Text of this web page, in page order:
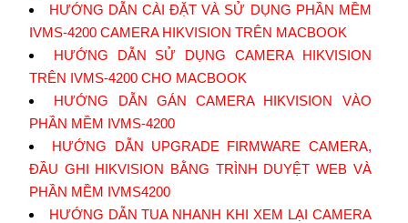
HƯỚNG DẪN CÀI ĐẶT VÀ SỬ DỤNG PHẦN MỀM
IVMS-4200 CAMERA HIKVISION TRÊN MACBOOK
HƯỚNG DẪN SỬ DỤNG CAMERA HIKVISION
TRÊN IVMS-4200 CHO MACBOOK
HƯỚNG DẪN GÁN CAMERA HIKVISION VÀO
PHẦN MỀM IVMS-4200
HƯỚNG DẪN UPGRADE FIRMWARE CAMERA,
ĐẦU GHI HIKVISION BẰNG TRÌNH DUYỆT WEB VÀ
PHẦN MỀM IVMS4200
HƯỚNG DẪN TUA NHANH KHI XEM LẠI CAMERA